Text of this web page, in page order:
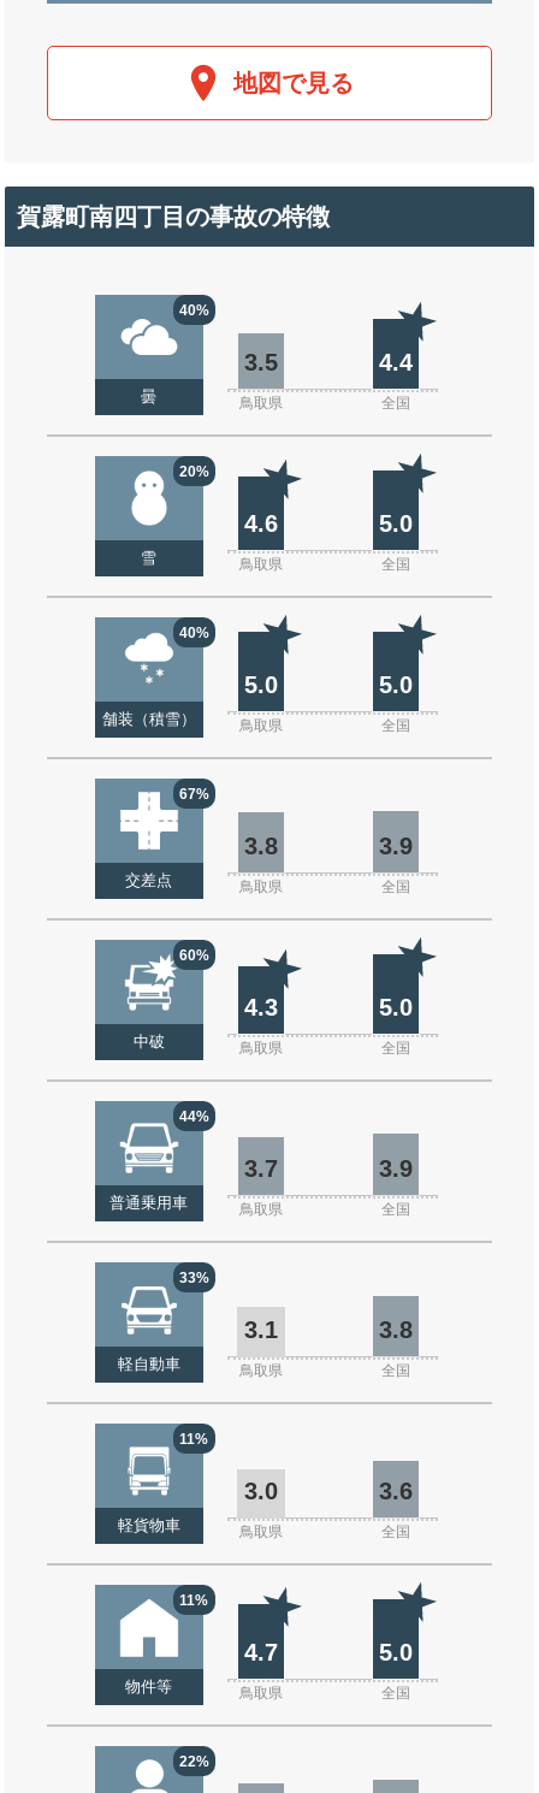
地図で見る
賀露町南四丁目の事故の特徴
40%
曇
3.5 4.4
鳥取県 全国
20%
雪
4.6 5.0
鳥取県 全国
40%
舗装（積雪）
5.0 5.0
鳥取県 全国
67%
交差点
3.8 3.9
鳥取県 全国
60%
中破
4.3 5.0
鳥取県 全国
44%
普通乗用車
3.7 3.9
鳥取県 全国
33%
軽自動車
3.1 3.8
鳥取県 全国
11%
軽貨物車
3.0 3.6
鳥取県 全国
11%
物件等
4.7 5.0
鳥取県 全国
22%